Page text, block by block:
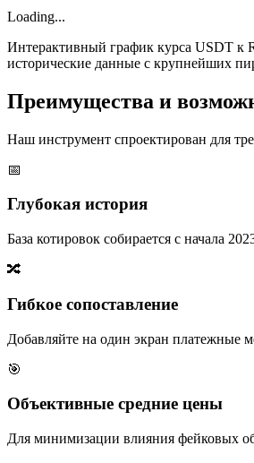
Loading...
Интерактивный график курса USDT к
исторические данные с крупнейших
Преимущества и
Наш инструмент спроектирован для
📅
Глубокая история
База котировок собирается с начала
🔀
Гибкое сопоставление
Добавляйте на один экран платежные
🎯
Объективные средние цены
Для минимизации влияния фейковых